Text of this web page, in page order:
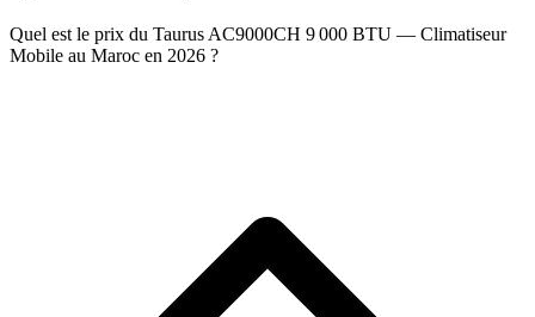
Quel est le prix du Taurus AC9000CH 9 000 BTU — Climatiseur
Mobile au Maroc en 2026 ?